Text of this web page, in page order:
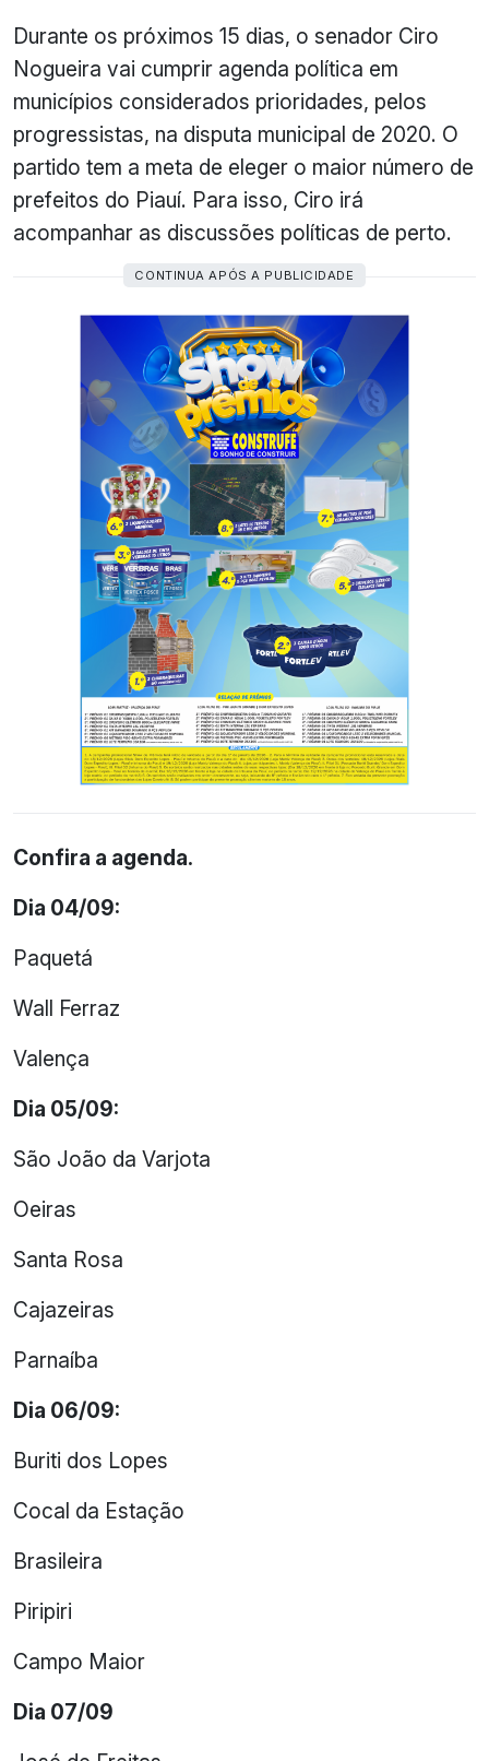
Durante os próximos 15 dias, o senador Ciro
Nogueira vai cumprir agenda política em
municípios considerados prioridades, pelos
progressistas, na disputa municipal de 2020. O
partido tem a meta de eleger o maior número de
prefeitos do Piauí. Para isso, Ciro irá
acompanhar as discussões políticas de perto.
CONTINUA APÓS A PUBLICIDADE
Confira a agenda.
Dia 04/09:
Paquetá
Wall Ferraz
Valença
Dia 05/09:
São João da Varjota
Oeiras
Santa Rosa
Cajazeiras
Parnaíba
Dia 06/09:
Buriti dos Lopes
Cocal da Estação
Brasileira
Piripiri
Campo Maior
Dia 07/09